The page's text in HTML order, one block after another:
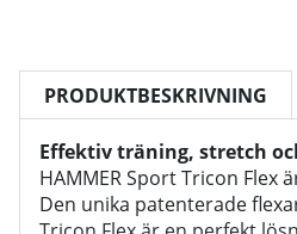
PRODUKTBESKRIVNING
Effektiv träning, stretch
HAMMER Sport Tricon
Den unika patenterade